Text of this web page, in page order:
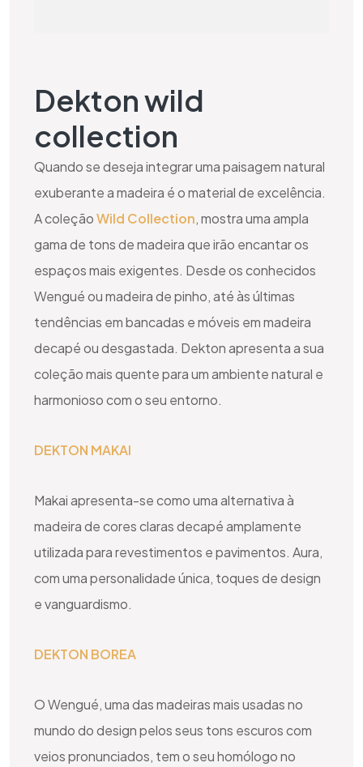
Dekton wild
collection
Quando se deseja integrar uma paisagem natural
exuberante a madeira é o material de excelência.
A coleçãoWild Collection, mostra uma ampla
gama de tons de madeira que irão encantar os
espaços mais exigentes. Desde os conhecidos
Wengué ou madeira de pinho, até às últimas
tendências em bancadas e móveis em madeira
decapé ou desgastada. Dekton apresenta a sua
coleção mais quente para um ambiente natural e
harmonioso com o seu entorno.
DEKTON MAKAI
Makai apresenta-se como uma alternativa à
madeira de cores claras decapé amplamente
utilizada para revestimentos e pavimentos. Aura,
com uma personalidade única, toques de design
e vanguardismo.
DEKTON BOREA
O Wengué, uma das madeiras mais usadas no
mundo do design pelos seus tons escuros com
veios pronunciados, tem o seu homólogo no